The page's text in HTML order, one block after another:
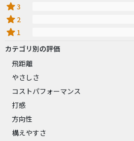
star3
star 2
star 1
カテゴリ別の評価
飛距離
やさしさ
コストパフォーマンス
打感
方向性
構えやすさ